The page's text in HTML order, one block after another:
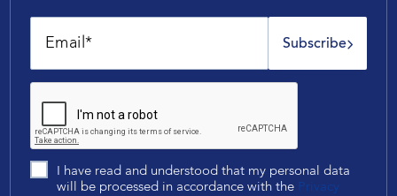
I have read and understood that my personal data
will be processed in accordance with the Privacy
Subscribe